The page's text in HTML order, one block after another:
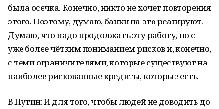
была осечка. Конечно, никто не хочет повторения
этого. Поэтому, думаю, банки на это реагируют.
Думаю, что надо продолжать эту работу, но с
уже более чётким пониманием рисков и, конечно,
с теми ограничителями, которые существуют на
наиболее рискованные кредиты, которые есть.
В.Путин: И для того, чтобы людей не доводить до